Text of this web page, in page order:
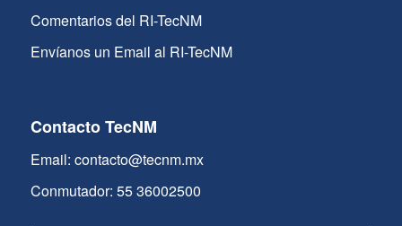
Comentarios del RI-TecNM
Envíanos un Email al RI-TecNM
Contacto TecNM
Email: contacto@tecnm.mx
Conmutador: 55 36002500